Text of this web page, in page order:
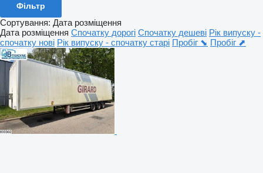
Фільтр
Сортування: Дата розміщення
Дата розміщення Спочатку дорогі Спочатку дешеві Рік випуску -
спочатку нові Рік випуску - спочатку старі Пробіг ⬊ Пробіг ⬈